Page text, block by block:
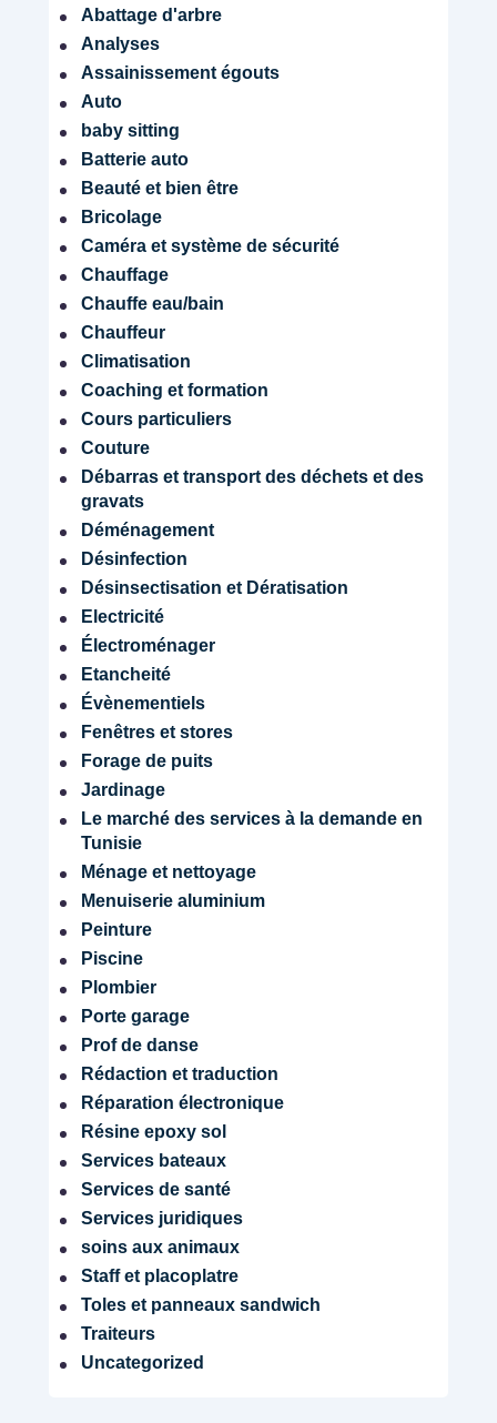
Abattage d'arbre
Analyses
Assainissement égouts
Auto
baby sitting
Batterie auto
Beauté et bien être
Bricolage
Caméra et système de sécurité
Chauffage
Chauffe eau/bain
Chauffeur
Climatisation
Coaching et formation
Cours particuliers
Couture
Débarras et transport des déchets et des
gravats
Déménagement
Désinfection
Désinsectisation et Dératisation
Electricité
Électroménager
Etancheité
Évènementiels
Fenêtres et stores
Forage de puits
Jardinage
Le marché des services à la demande en
Tunisie
Ménage et nettoyage
Menuiserie aluminium
Peinture
Piscine
Plombier
Porte garage
Prof de danse
Rédaction et traduction
Réparation électronique
Résine epoxy sol
Services bateaux
Services de santé
Services juridiques
soins aux animaux
Staff et placoplatre
Toles et panneaux sandwich
Traiteurs
Uncategorized